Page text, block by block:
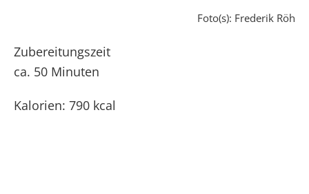
Foto(s): Frederik Röh
Zubereitungszeit
ca. 50 Minuten
Kalorien: 790 kcal